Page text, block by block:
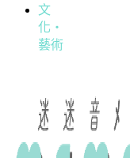
文
化・
藝術